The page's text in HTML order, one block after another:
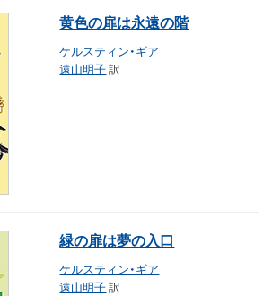
黄色の扉は永遠の階
ケルスティン・ギア
遠山明子訳
緑の扉は夢の入口
ケルスティン・ギア
遠山明子訳